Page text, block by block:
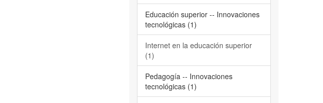
Educación superior -- Innovaciones
tecnológicas (1)
Internet en la educación superior
(1)
Pedagogía -- Innovaciones
tecnológicas (1)